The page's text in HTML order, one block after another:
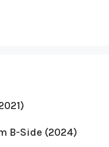
B-Side (2024)